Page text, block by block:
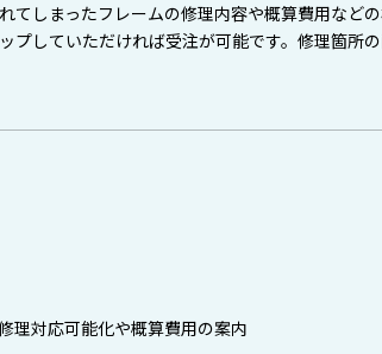
てしまったフレームの修理内容や概算費用など
プしていただければ受注が可能です。修理箇所
理対応可能化や概算費用の案内